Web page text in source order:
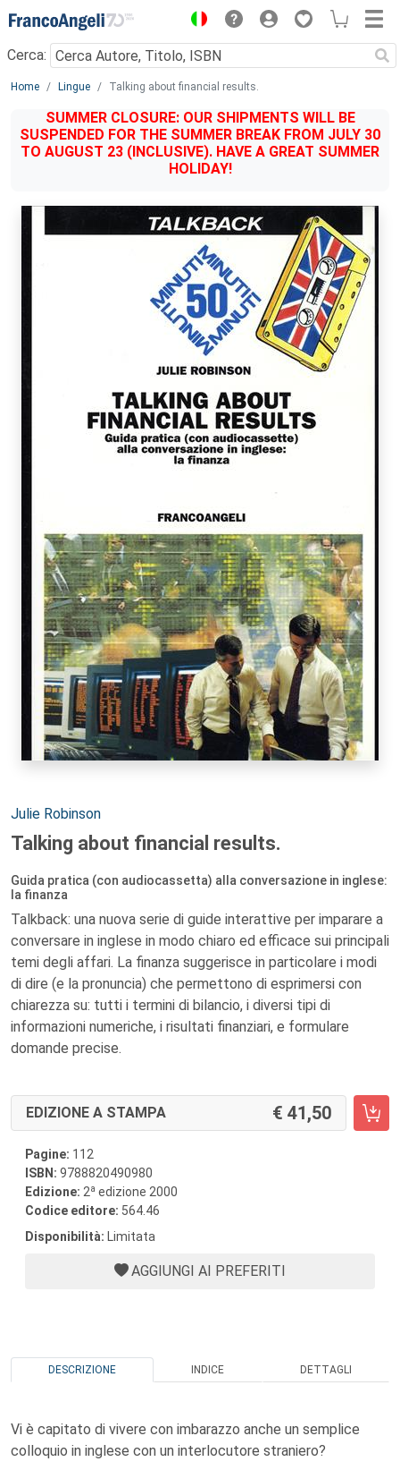
Menu
Cerca:
Main content
Home Lingue Talking about financial results.
SUMMER CLOSURE: OUR SHIPMENTS WILL BE
SUSPENDED FOR THE SUMMER BREAK FROM JULY 30
TO AUGUST 23 (INCLUSIVE). HAVE A GREAT SUMMER
HOLIDAY!
Autori:
Julie Robinson
Talking about financial results.
Guida pratica (con audiocassetta) alla conversazione in inglese:
la finanza
Talkback: una nuova serie di guide interattive per imparare a
conversare in inglese in modo chiaro ed efficace sui principali
temi degli affari. La finanza suggerisce in particolare i modi
di dire (e la pronuncia) che permettono di esprimersi con
chiarezza su: tutti i termini di bilancio, i diversi tipi di
informazioni numeriche, i risultati finanziari, e formulare
domande precise.
EDIZIONE A STAMPA 41,50
Pagine: 112
ISBN: 9788820490980
Edizione: 2a edizione 2000
Codice editore: 564.46
Disponibilità: Limitata
AGGIUNGI AI PREFERITI
DESCRIZIONE INDICE DETTAGLI
Vi è capitato di vivere con imbarazzo anche un semplice
colloquio in inglese con un interlocutore straniero?